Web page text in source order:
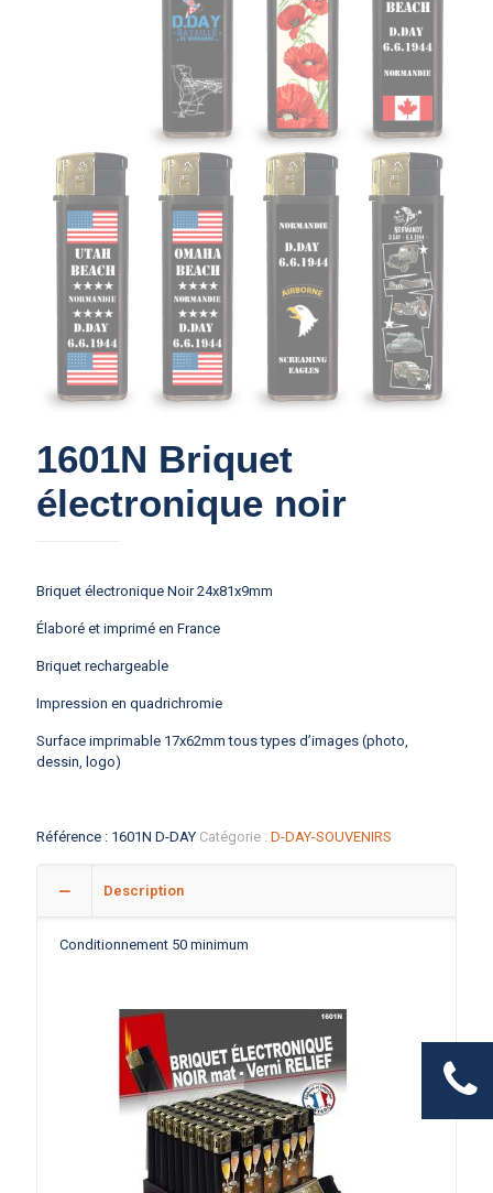
1601N Briquet
électronique noir
Briquet électronique Noir 24x81x9mm
Élaboré et imprimé en France
Briquet rechargeable
Impression en quadrichromie
Surface imprimable 17x62mm tous types d’images (photo,
dessin, logo)
Référence : 1601N D-DAY Catégorie : D-DAY-SOUVENIRS
Description
Conditionnement 50 minimum